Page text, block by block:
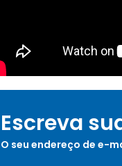
Escreva
O seu endereço de e-